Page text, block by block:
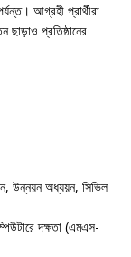
আগ্রহী প্রার্থীরা
ছাড়াও প্রতিষ্ঠানের
উন্নয়ন অধ্যয়ন, সিভিল
দক্ষতা (এমএস-